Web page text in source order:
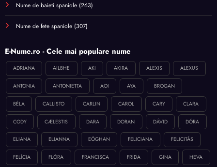
Nume de baieti spaniole (263)
Nume de fete spaniole (307)
E-Nume.ro - Cele mai populare nume
ADRIANA AILBHE AKI AKIRA ALEXIS ALEXUS
ANTONIA ANTONIETTA AOI AYA BROGAN
BÉLA CALLISTO CARLIN CAROL CARY CLARA
CODY CÆLESTIS DARA DORAN DÁVID DÓRA
ELIANA ELIANNA EÓGHAN FELICIANA FELICITÁS
FELÍCIA FLÓRA FRANCISCA FRIDA GINA HEVA